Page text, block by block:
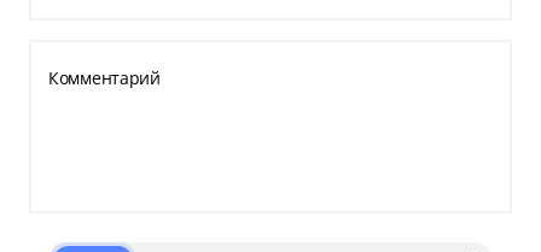
Комментарий